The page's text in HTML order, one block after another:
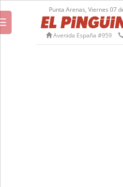
Punta Arenas, Viernes 07
Avenida España #959